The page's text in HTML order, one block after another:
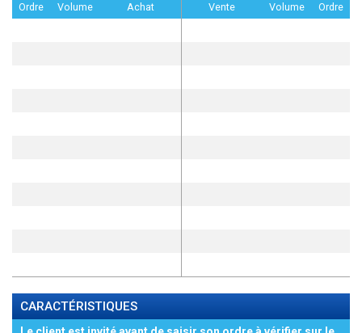
Ordre Volume Achat Vente Volume Ordre
CARACTÉRISTIQUES